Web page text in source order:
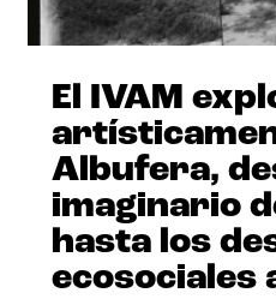
El IVAM
Albufera,
imaginario
hasta los
ecosociales